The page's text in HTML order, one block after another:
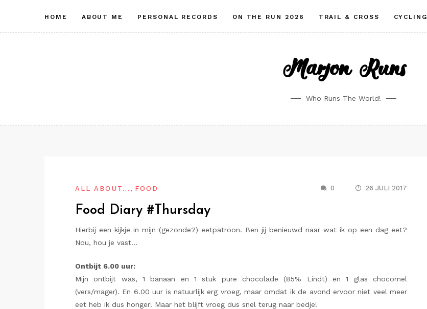
content
HOME ABOUT ME PERSONAL RECORDS ON THE RUN 2026 TRAIL & CROSS CYCLING
Marjon Runs
Who Runs The World!
ALL ABOUT... , FOOD 0 26 JULI 2017
Food Diary #Thursday
Hierbij een kijkje in mijn (gezonde?) eetpatroon. Ben jij benieuwd naar wat ik op een dag eet?
Nou, hou je vast…
Ontbijt 6.00 uur:
Mijn ontbijt was, 1 banaan en 1 stuk pure chocolade (85% Lindt) en 1 glas chocomel
(vers/mager). En 6.00 uur is natuurlijk erg vroeg, maar omdat ik de avond ervoor niet veel meer
eet heb ik dus honger! Maar het blijft vroeg dus snel terug naar bedje!